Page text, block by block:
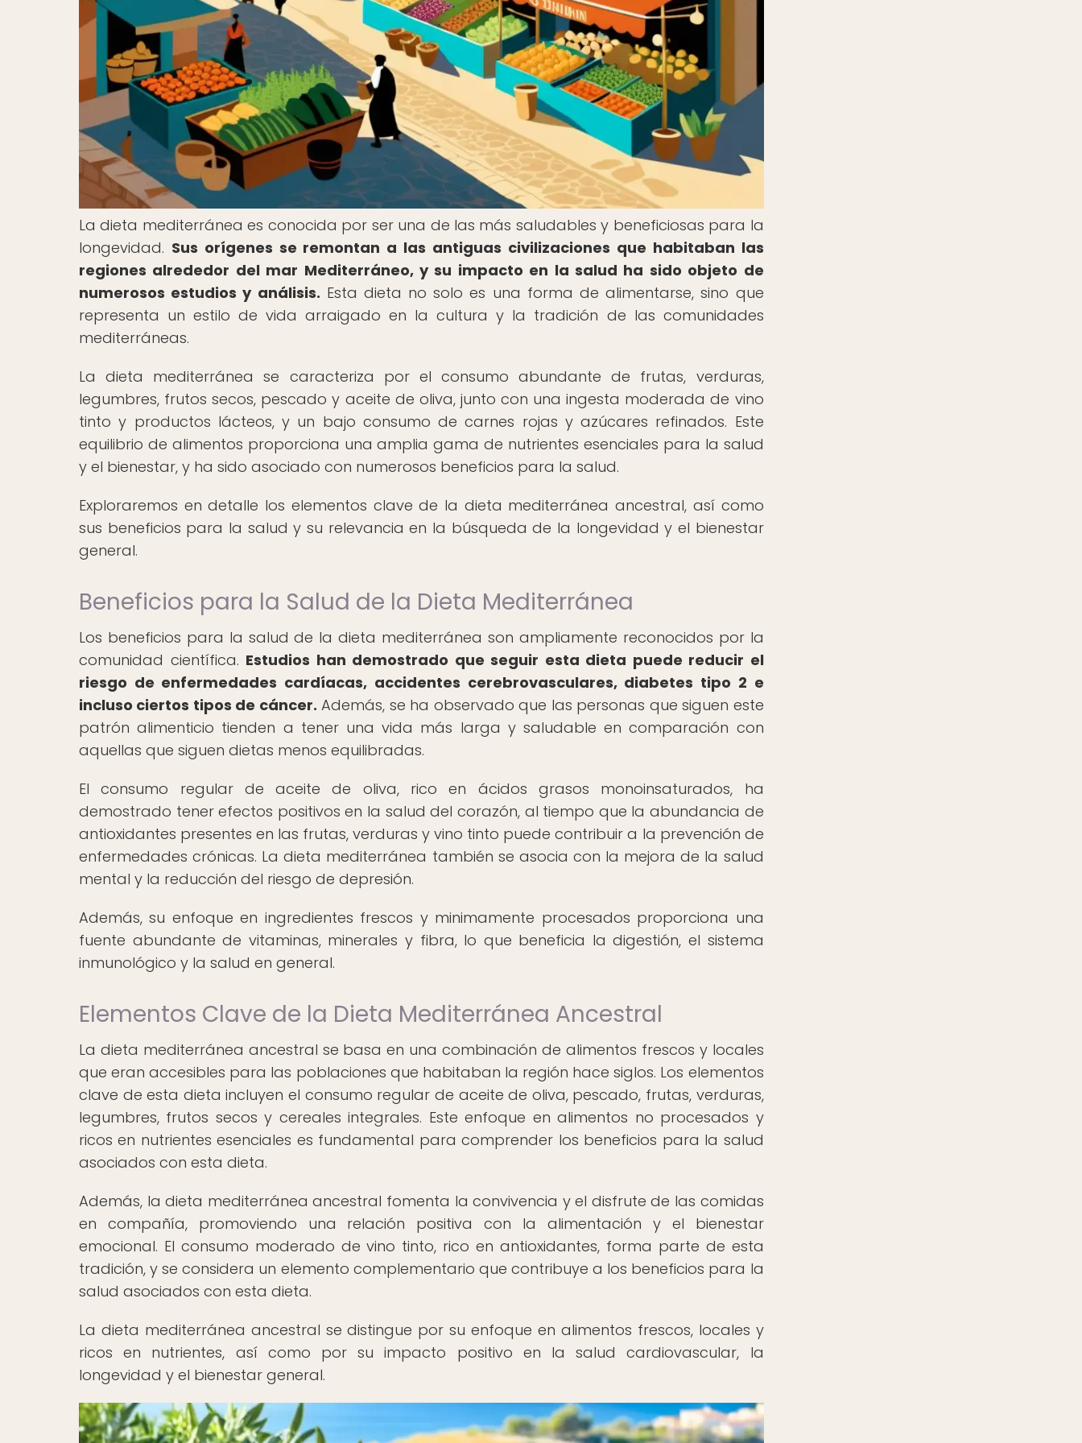
La dieta mediterránea es conocida por ser una de las más saludables y beneficiosas para la
longevidad. Sus orígenes se remontan a las antiguas civilizaciones que habitaban las
regiones alrededor del mar Mediterráneo, y su impacto en la salud ha sido objeto de
numerosos estudios y análisis. Esta dieta no solo es una forma de alimentarse, sino que
representa un estilo de vida arraigado en la cultura y la tradición de las comunidades
mediterráneas.
La dieta mediterránea se caracteriza por el consumo abundante de frutas, verduras,
legumbres, frutos secos, pescado y aceite de oliva, junto con una ingesta moderada de vino
tinto y productos lácteos, y un bajo consumo de carnes rojas y azúcares refinados. Este
equilibrio de alimentos proporciona una amplia gama de nutrientes esenciales para la salud
y el bienestar, y ha sido asociado con numerosos beneficios para la salud.
Exploraremos en detalle los elementos clave de la dieta mediterránea ancestral, así como
sus beneficios para la salud y su relevancia en la búsqueda de la longevidad y el bienestar
general.
Beneficios para la Salud de la Dieta Mediterránea
Los beneficios para la salud de la dieta mediterránea son ampliamente reconocidos por la
comunidad científica. Estudios han demostrado que seguir esta dieta puede reducir el
riesgo de enfermedades cardíacas, accidentes cerebrovasculares, diabetes tipo 2 e
incluso ciertos tipos de cáncer. Además, se ha observado que las personas que siguen este
patrón alimenticio tienden a tener una vida más larga y saludable en comparación con
aquellas que siguen dietas menos equilibradas.
El consumo regular de aceite de oliva, rico en ácidos grasos monoinsaturados, ha
demostrado tener efectos positivos en la salud del corazón, al tiempo que la abundancia de
antioxidantes presentes en las frutas, verduras y vino tinto puede contribuir a la prevención de
enfermedades crónicas. La dieta mediterránea también se asocia con la mejora de la salud
mental y la reducción del riesgo de depresión.
Además, su enfoque en ingredientes frescos y minimamente procesados proporciona una
fuente abundante de vitaminas, minerales y fibra, lo que beneficia la digestión, el sistema
inmunológico y la salud en general.
Elementos Clave de la Dieta Mediterránea Ancestral
La dieta mediterránea ancestral se basa en una combinación de alimentos frescos y locales
que eran accesibles para las poblaciones que habitaban la región hace siglos. Los elementos
clave de esta dieta incluyen el consumo regular de aceite de oliva, pescado, frutas, verduras,
legumbres, frutos secos y cereales integrales. Este enfoque en alimentos no procesados y
ricos en nutrientes esenciales es fundamental para comprender los beneficios para la salud
asociados con esta dieta.
Además, la dieta mediterránea ancestral fomenta la convivencia y el disfrute de las comidas
en compañía, promoviendo una relación positiva con la alimentación y el bienestar
emocional. El consumo moderado de vino tinto, rico en antioxidantes, forma parte de esta
tradición, y se considera un elemento complementario que contribuye a los beneficios para la
salud asociados con esta dieta.
La dieta mediterránea ancestral se distingue por su enfoque en alimentos frescos, locales y
ricos en nutrientes, así como por su impacto positivo en la salud cardiovascular, la
longevidad y el bienestar general.